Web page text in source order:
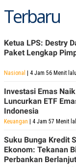
Terbaru
Ketua LPS: Destry
Paket Lengkap
Nasional | 4 Jam 56 Menit lalu
Investasi Emas
Luncurkan ETF
Indonesia
Keuangan | 4 Jam 57 Menit
Suku Bunga Kredit
Ekonom: Tekanan
Perbankan Berlanjut